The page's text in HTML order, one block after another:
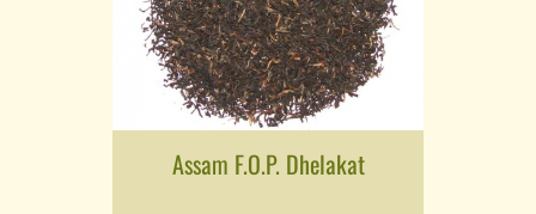
Assam F.O.P. Dhelakat